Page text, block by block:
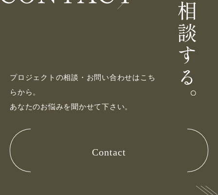
プロジェクトの相談・お問い合わせはこち
らから。
あなたのお悩みを聞かせて下さい。
Contact